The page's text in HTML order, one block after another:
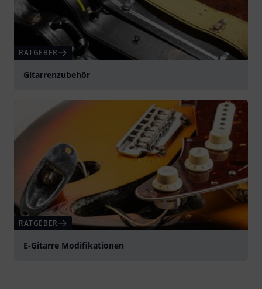
RATGEBER
Gitarrenzubehör
RATGEBER
E-Gitarre Modifikationen